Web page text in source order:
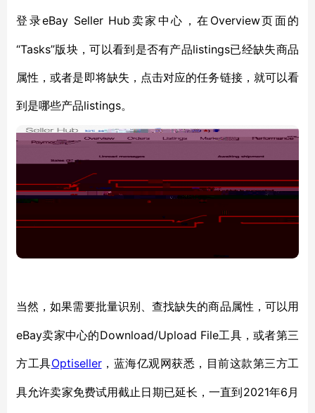
登录eBay Seller Hub卖家中心，在Overview页面的
“Tasks”版块，可以看到是否有产品listings已经缺失商品
属性，或者是即将缺失，点击对应的任务链接，就可以看
到是哪些产品listings。
当然，如果需要批量识别、查找缺失的商品属性，可以用
eBay卖家中心的Download/Upload File工具，或者第三
方工具Optiseller，蓝海亿观网获悉，目前这款第三方工
具允许卖家免费试用截止日期已延长，一直到 2021年6月